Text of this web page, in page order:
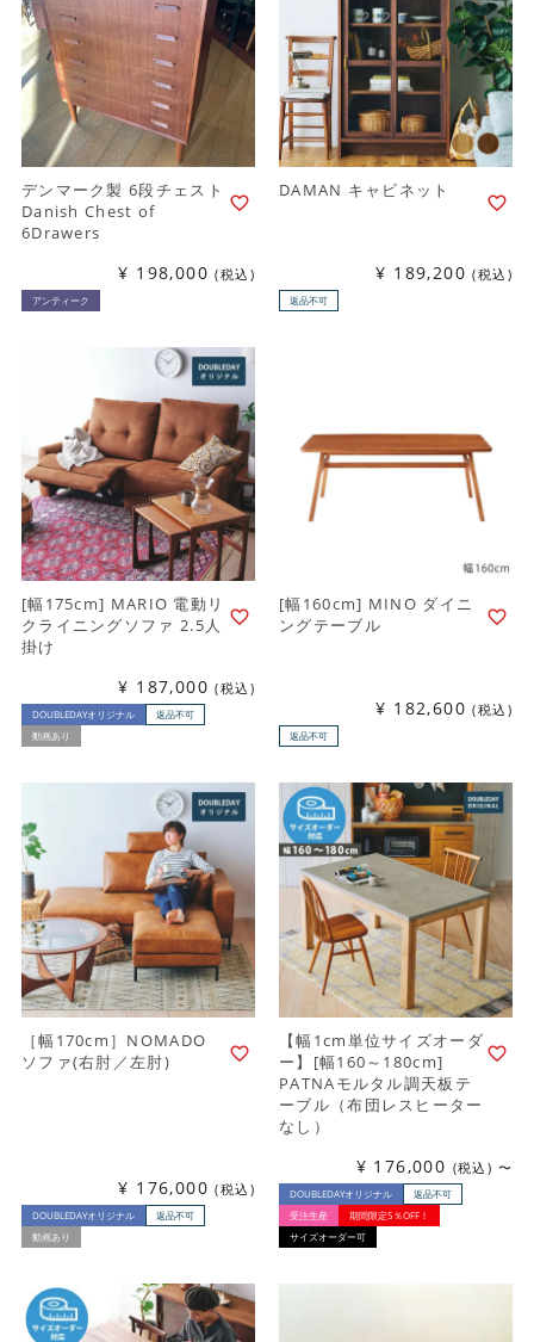
デンマーク製 6段チェスト
Danish Chest of
6Drawers
¥ 198,000 税込
アンティーク
DAMAN キャビネット
¥ 189,200 税込
返品不可
[幅175cm] MARIO 電動リ
クライニングソファ 2.5人
掛け
¥ 187,000 税込
DOUBLEDAYオリジナル
返品不可
動画あり
[幅160cm] MINO ダイニ
ングテーブル
¥ 182,600 税込
返品不可
［幅170cm］NOMADO
ソファ(右肘／左肘)
¥ 176,000 税込
DOUBLEDAYオリジナル
返品不可
動画あり
【幅1cm単位サイズオーダ
ー】[幅160～180cm]
PATNAモルタル調天板テ
ーブル（布団レスヒーター
なし）
¥ 176,000 税込 〜
DOUBLEDAYオリジナル
返品不可
受注生産
期間限定5％OFF！
サイズオーダー可